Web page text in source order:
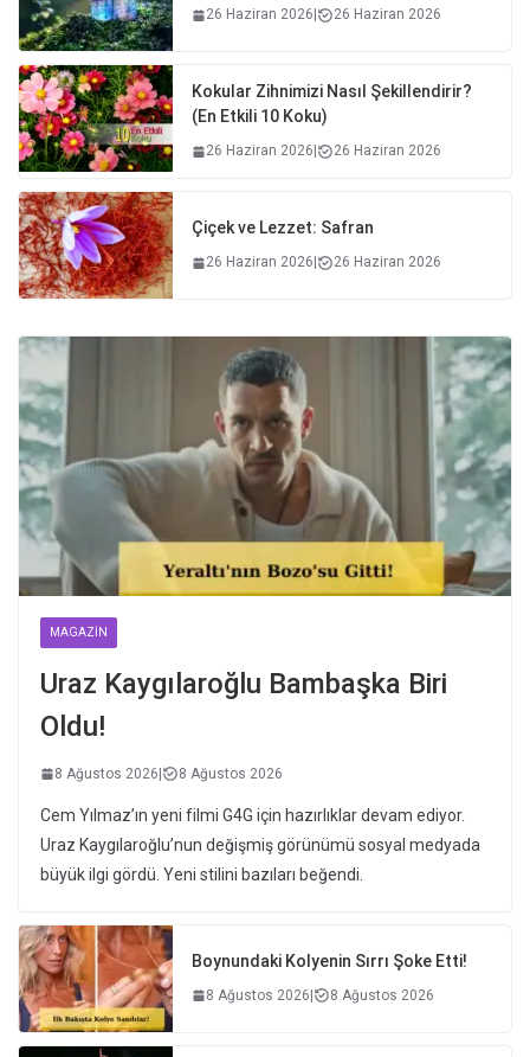
26 Haziran 2026 26 Haziran 2026
Kokular Zihnimizi Nasıl Şekillendirir?
(En Etkili 10 Koku)
26 Haziran 2026 26 Haziran 2026
Çiçek ve Lezzet: Safran
26 Haziran 2026 26 Haziran 2026
MAGAZIN
Uraz Kaygılaroğlu Bambaşka Biri
Oldu!
8 Ağustos 2026 8 Ağustos 2026
Cem Yılmaz’ın yeni filmi G4G için hazırlıklar devam ediyor.
Uraz Kaygılaroğlu’nun değişmiş görünümü sosyal medyada
büyük ilgi gördü. Yeni stilini bazıları beğendi.
Boynundaki Kolyenin Sırrı Şoke Etti!
8 Ağustos 2026 8 Ağustos 2026